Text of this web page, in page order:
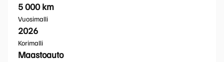
5 000 km
Vuosimalli
2026
Korimalli
Maastoauto